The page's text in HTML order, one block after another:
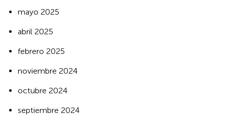
mayo 2025
abril 2025
febrero 2025
noviembre 2024
octubre 2024
septiembre 2024